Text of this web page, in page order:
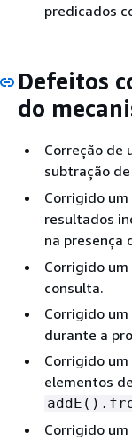
predicados
Defeitos
do
Correção de
subtração de
Corrigido um
resultados
na presença
Corrigido um
consulta.
Corrigido
durante a
Corrigido
elementos
Corrigido